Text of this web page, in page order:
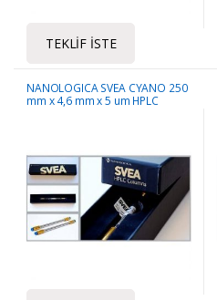
TEKLIF İSTE
NANOLOGICA SVEA CYANO 250
mm x 4,6 mm x 5 um HPLC